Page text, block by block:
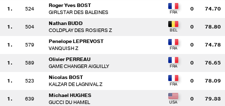
1. 524
Roger Yves BOST
GIRLSTAR DES BALEINES
0 74.70
1. 504
Nathan BUDD
COLDPLAY DES ROSIERS Z
0 78.80
1. 579
Penelope LEPREVOST
VANQUISH Z
0 74.78
1. 589
Olivier PERREAU
GAME CHANGER AIGUILLY
0 76.65
1. 523
Nicolas BOST
KALZAR DE LAGNIVAL Z
0 78.09
1. 639
Michael HUGHES
GUCCI DU HAMEL
0 79.33